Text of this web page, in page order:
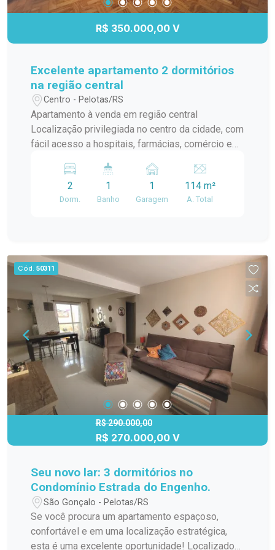
R$ 350.000,00 V
Excelente apartamento 2 dormitórios
na região central
Centro - Pelotas/RS
Apartamento à venda em região central
Localização privilegiada no centro da cidade, com
fácil acesso a hospitais, farmácias, comércio e
para seu conforto e bem-estar. Banheiro social
mobiliado, com acabamentos de qualidade.
Cozinha com móveis sob medida. Espaço de
2
Dorm.
1
Banho
1
Garagem
114 m²
A. Total
Cód. 50311
R$ 290.000,00
R$ 270.000,00 V
Seu novo lar: 3 dormitórios no
Condomínio Estrada do Engenho.
São Gonçalo - Pelotas/RS
Se você procura um apartamento espaçoso,
confortável e em uma localização estratégica,
esta é uma excelente oportunidade! Localizado